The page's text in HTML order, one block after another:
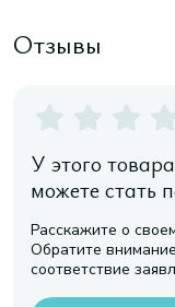
Отзывы
У этого
можете стать
Расскажите о
Обратите
соответствие